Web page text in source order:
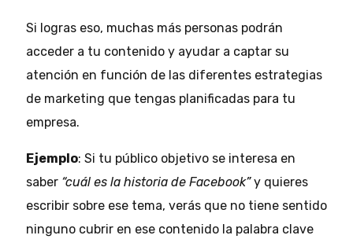
Si logras eso, muchas más personas podrán
acceder a tu contenido y ayudar a captar su
atención en función de las diferentes estrategias
de marketing que tengas planificadas para tu
empresa.
Ejemplo: Si tu público objetivo se interesa en
saber “cuál es la historia de Facebook”y quieres
escribir sobre ese tema, verás que no tiene sentido
ninguno cubrir en ese contenido la palabra clave